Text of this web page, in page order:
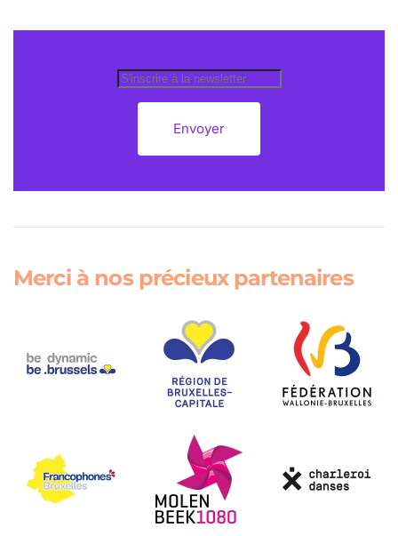
Envoyer
Merci à nos précieux partenaires